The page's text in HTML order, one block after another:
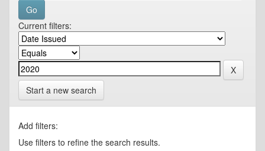
Current filters:
Start a new search
Add filters:
Use filters to refine the search results.